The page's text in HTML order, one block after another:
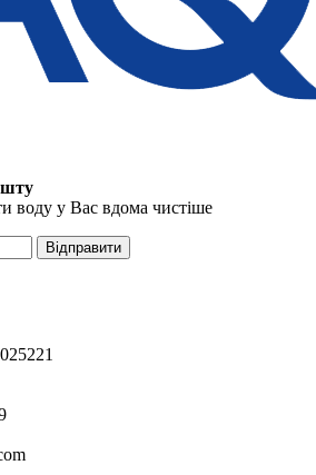
воду у Вас вдома чистіше
Відправити